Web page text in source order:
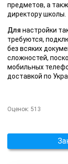
предметов, а
директору школы.
Для настройки
требуются,
без всяких
сложностей,
мобильных
доставкой по
Оценок: 513